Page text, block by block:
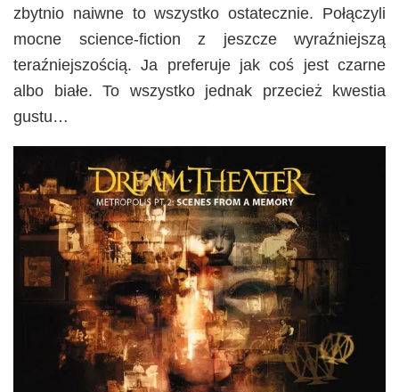
zbytnio naiwne to wszystko ostatecznie. Połączyli
mocne science-fiction z jeszcze wyraźniejszą
teraźniejszością. Ja preferuje jak coś jest czarne
albo białe. To wszystko jednak przecież kwestia
gustu…